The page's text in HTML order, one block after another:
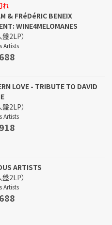
れ
& FRéDéRIC BENEIX
WINE4MELOMANES
盤2LP）
Artists
LOVE - TRIBUTE TO DAVID
盤2LP）
Artists
ARTISTS
盤2LP）
Artists